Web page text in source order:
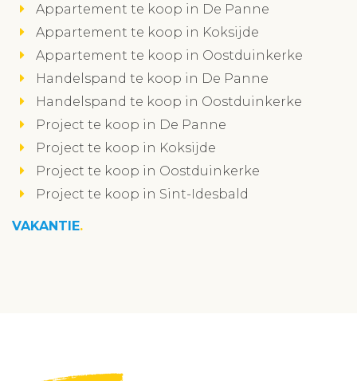
Appartement te koop in De Panne
Appartement te koop in Koksijde
Appartement te koop in Oostduinkerke
Handelspand te koop in De Panne
Handelspand te koop in Oostduinkerke
Project te koop in De Panne
Project te koop in Koksijde
Project te koop in Oostduinkerke
Project te koop in Sint-Idesbald
VAKANTIE